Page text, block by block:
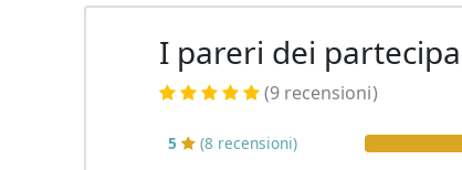
I pareri dei
(9 recensioni)
5 (8 recensioni)